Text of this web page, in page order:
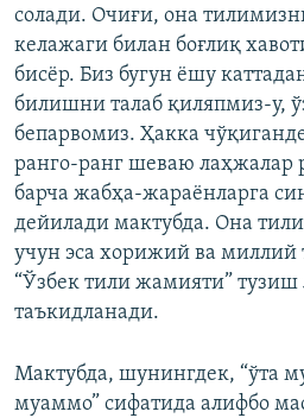
солади. Очиғи, она
келажаги билан боғлиқ
бисёр. Биз бугун ёшу
билишни талаб қиляпмиз-у,
бепарвомиз. Ҳакка
ранго-ранг шеваю
барча жабҳа-жараёнларга
дейилади мактубда. Она
учун эса хорижий ва миллий
“Ўзбек тили жамияти”
таъкидланади.
Мактубда, шунингдек, “ўта
муаммо” сифатида алифбо